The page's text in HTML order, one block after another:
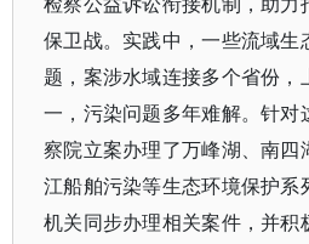
保卫战。实践中，一些流域生
题，案涉水域连接多个省份，
一，污染问题多年难解。针对
察院立案办理了万峰湖、南四
江船舶污染等生态环境保护系
机关同步办理相关案件，并积